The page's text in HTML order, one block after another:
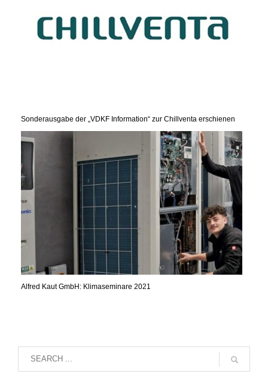
Sonderausgabe der „VDKF Information“ zur Chillventa erschienen
Alfred Kaut GmbH: Klimaseminare 2021